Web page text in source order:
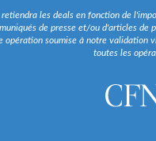
retiendra les deals en fonction de
de presse et/ou d'articles de
opération soumise à notre validation
toutes les